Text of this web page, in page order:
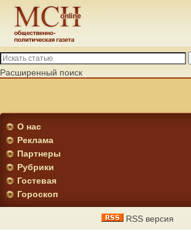
Расширенный поиск
О нас
Реклама
Партнеры
Рубрики
Гостевая
Гороскоп
RSS версия